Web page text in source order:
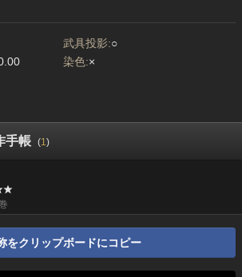
武具投影:○
染色:×
手帳 (1)
をクリップボードにコピー